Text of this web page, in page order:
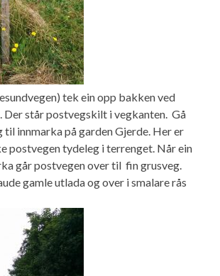
tek ein opp bakken ved
Der står postvegskilt i vegkanten. Gå
til innmarka på garden Gjerde. Her er
postvegen tydeleg i terrenget. Når ein
går postvegen over til fin grusveg.
gamle utlada og over i smalare rås